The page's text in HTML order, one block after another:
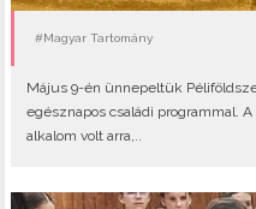
#Magyar Tartomány
Május 9-én ünnepeltük
egésznapos családi programmal.
alkalom volt arra,..